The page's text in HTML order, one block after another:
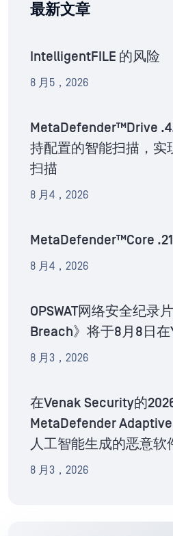
最新文章
IntelligentFILE 的风险
8 月5，2026
MetaDefender™Drive
持配置的智能扫描，实
扫描
8 月4，2026
MetaDefender™Core
8 月4，2026
OPSWAT网络安全纪录
Breach》将于8月8日
8 月3，2026
在Venak Security的
MetaDefender
人工智能生成的恶意软
8 月3，2026